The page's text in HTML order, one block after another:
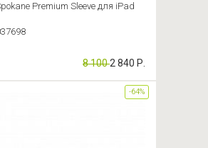
Premium Sleeve для iPad
8 1002 840 Р.
-64%